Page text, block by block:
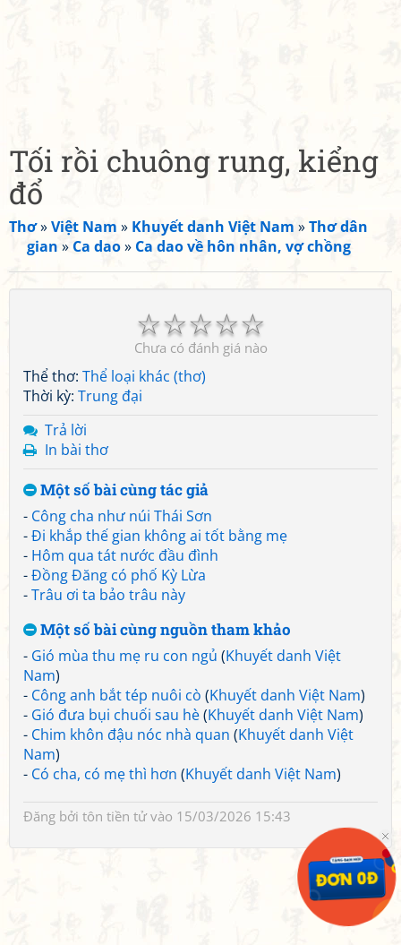
Tối rồi chuông rung, kiểng
đổ
Thơ»Việt Nam » Khuyết danh Việt Nam »Thơ dân
gian » Ca dao» Ca dao về hôn nhân, vợ chồng
☆
☆
☆
☆
☆
Chưa có đánh giá nào
Thể thơ: Thể loại khác (thơ)
Thời kỳ: Trung đại
Trả lời
In bài thơ
Một số bài cùng tác giả
- Công cha như núi Thái Sơn
-Đi khắp thế gian không ai tốt bằng mẹ
- Hôm qua tát nước đầu đình
-Đồng Đăng có phố Kỳ Lừa
-Trâu ơi ta bảo trâu này
Một số bài cùng nguồn tham khảo
- Gió mùa thu mẹ ru con ngủ (Khuyết danh Việt
Nam)
- Công anh bắt tép nuôi cò (Khuyết danh Việt Nam)
- Gió đưa bụi chuối sau hè(Khuyết danh Việt Nam)
- Chim khôn đậu nóc nhà quan (Khuyết danh Việt
Nam)
- Có cha, có mẹ thì hơn (Khuyết danh Việt Nam)
Đăng bởi tôn tiền tửvào 15/03/2026 15:43